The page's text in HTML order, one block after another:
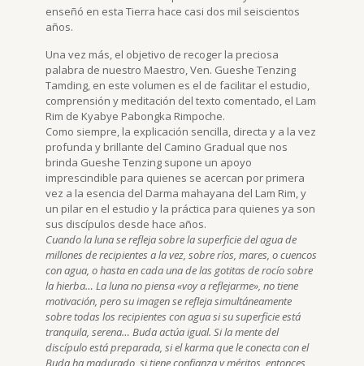
enseñó en esta Tierra hace casi dos mil seiscientos
años.
Una vez más, el objetivo de recoger la preciosa
palabra de nuestro Maestro, Ven. Gueshe Tenzing
Tamding, en este volumen es el de facilitar el estudio,
comprensión y meditación del texto comentado, el Lam
Rim de Kyabye Pabongka Rimpoche.
Como siempre, la explicación sencilla, directa y a la vez
profunda y brillante del Camino Gradual que nos
brinda Gueshe Tenzing supone un apoyo
imprescindible para quienes se acercan por primera
vez a la esencia del Darma mahayana del Lam Rim, y
un pilar en el estudio y la práctica para quienes ya son
sus discípulos desde hace años.
Cuando la luna se refleja sobre la superficie del agua de
millones de recipientes a la vez, sobre ríos, mares, o cuencos
con agua, o hasta en cada una de las gotitas de rocío sobre
la hierba… La luna no piensa «voy a reflejarme», no tiene
motivación, pero su imagen se refleja simultáneamente
sobre todas los recipientes con agua si su superficie está
tranquila, serena… Budaactúa igual. Si la mente del
discípulo está preparada, si el karma que le conecta con el
Buda ha madurado, si tiene confianza y méritos, entonces